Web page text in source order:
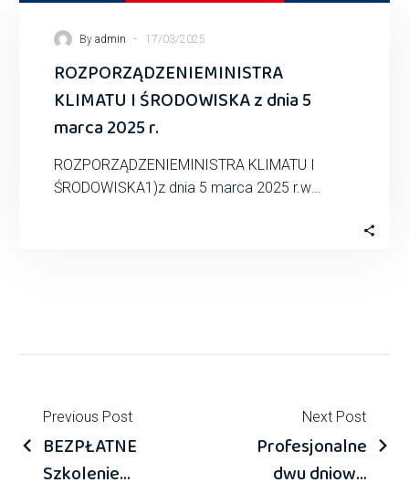
By admin - 17/03/2025
ROZPORZĄDZENIEMINISTRA
KLIMATU I ŚRODOWISKA z dnia 5
marca 2025 r.
ROZPORZĄDZENIEMINISTRA KLIMATU I
ŚRODOWISKA1)z dnia 5 marca 2025 r.w
Previous Post
BEZPŁATNE
Szkolenie
Next Post
Profesjonalne,
dwu dniowe